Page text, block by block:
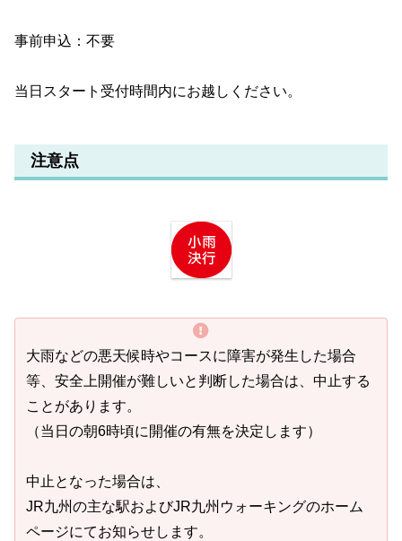
事前申込：不要
当日スタート受付時間内にお越しください。
注意点
大雨などの悪天候時やコースに障害が発生した場合
等、安全上開催が難しいと判断した場合は、中止する
ことがあります。
（当日の朝6時頃に開催の有無を決定します）
中止となった場合は、
JR九州の主な駅およびJR九州ウォーキングのホーム
ページにてお知らせします。